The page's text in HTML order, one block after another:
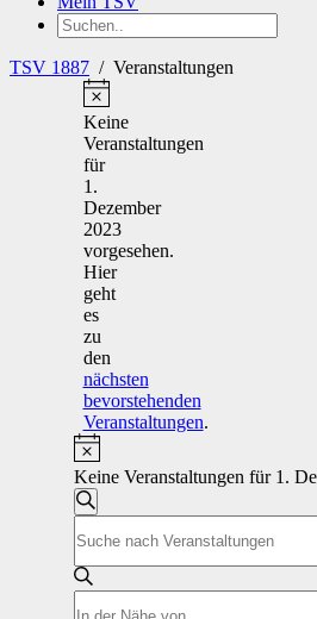
TSV 1887 / Veranstaltungen
Veranstaltungen
für
1.
Dezember
2023
Hinweis
Keine
Veranstaltungen
für
1.
Dezember
2023
vorgesehen.
Hier
geht
es
zu
den
nächsten
bevorstehenden
Veranstaltungen.
Hinweis
Keine Veranstaltungen für 1.
Veranstaltungen
Suche
und
Ansichten,
Suche
Schlüsselwort
eingeben.
Suche
nach